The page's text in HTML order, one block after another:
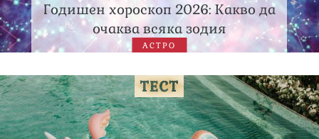
Годишен хороскоп 2026: Какво да
очаква всяка зодия
АСТРО